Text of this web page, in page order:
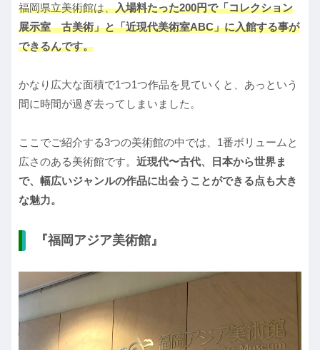
福岡県立美術館は、入場料たった200円で「コレクション
展示室 古美術」と「近現代美術室ABC」に入館する事が
できるんです。
かなり広大な面積で1つ1つ作品を見ていくと、あっという
間に時間が過ぎ去ってしまいました。
ここでご紹介する3つの美術館の中では、1番ボリュームと
広さのある美術館です。 近現代〜古代、日本から世界ま
で、幅広いジャンルの作品に出会うことができる点も大き
な魅力。
『福岡アジア美術館』